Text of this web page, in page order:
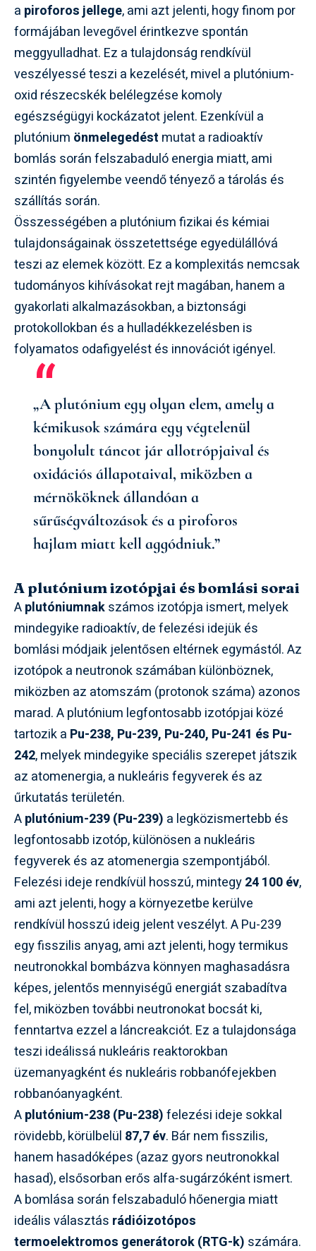
a piroforos jellege, ami azt jelenti, hogy finom por
formájában levegővel érintkezve spontán
meggyulladhat. Ez a tulajdonság rendkívül
veszélyessé teszi a kezelését, mivel a plutónium-
oxid részecskék belélegzése komoly
egészségügyi kockázatot jelent. Ezenkívül a
plutónium önmelegedést mutat a radioaktív
bomlás során felszabaduló energia miatt, ami
szintén figyelembe veendő tényező a tárolás és
szállítás során.
Összességében a plutónium fizikai és kémiai
tulajdonságainak összetettsége egyedülállóvá
teszi az elemek között. Ez a komplexitás nemcsak
tudományos kihívásokat rejt magában, hanem a
gyakorlati alkalmazásokban, a biztonsági
protokollokban és a hulladékkezelésben is
folyamatos odafigyelést és innovációt igényel.
„A plutónium egy olyan elem, amely a
kémikusok számára egy végtelenül
bonyolult táncot jár allotrópjaival és
oxidációs állapotaival, miközben a
mérnököknek állandóan a
sűrűségváltozások és a piroforos
hajlam miatt kell aggódniuk.”
A plutónium izotópjai és bomlási sorai
Aplutóniumnakszámos izotópja ismert, melyek
mindegyike radioaktív, de felezési idejük és
bomlási módjaik jelentősen eltérnek egymástól. Az
izotópok a neutronok számában különböznek,
miközben az atomszám (protonok száma) azonos
marad. A plutónium legfontosabb izotópjai közé
tartozik a Pu-238, Pu-239, Pu-240, Pu-241 és Pu-
242, melyek mindegyike speciális szerepet játszik
az atomenergia, a nukleáris fegyverek és az
űrkutatás területén.
Aplutónium-239 (Pu-239) a legközismertebb és
legfontosabb izotóp, különösen a nukleáris
fegyverek és az atomenergia szempontjából.
Felezési ideje rendkívül hosszú, mintegy24 100 év,
ami azt jelenti, hogy a környezetbe kerülve
rendkívül hosszú ideig jelent veszélyt. A Pu-239
egy fisszilis anyag, ami azt jelenti, hogy termikus
neutronokkal bombázva könnyen maghasadásra
képes, jelentős mennyiségű energiát szabadítva
fel, miközben további neutronokat bocsát ki,
fenntartva ezzel a láncreakciót. Ez a tulajdonsága
teszi ideálissá nukleáris reaktorokban
üzemanyagként és nukleáris robbanófejekben
robbanóanyagként.
Aplutónium-238 (Pu-238)felezési ideje sokkal
rövidebb, körülbelül 87,7 év. Bár nem fisszilis,
hanem hasadóképes (azaz gyors neutronokkal
hasad), elsősorban erős alfa-sugárzóként ismert.
A bomlása során felszabaduló hőenergia miatt
ideális választás rádióizotópos
termoelektromos generátorok (RTG-k) számára.